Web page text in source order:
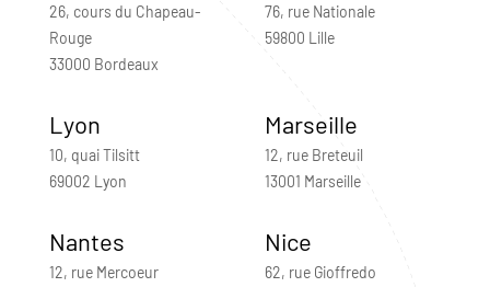
26, cours du Chapeau-
Rouge
33000 Bordeaux
76, rue Nationale
59800 Lille
Lyon
10, quai Tilsitt
69002 Lyon
Marseille
12, rue Breteuil
13001 Marseille
Nantes
12, rue Mercoeur
Nice
62, rue Gioffredo